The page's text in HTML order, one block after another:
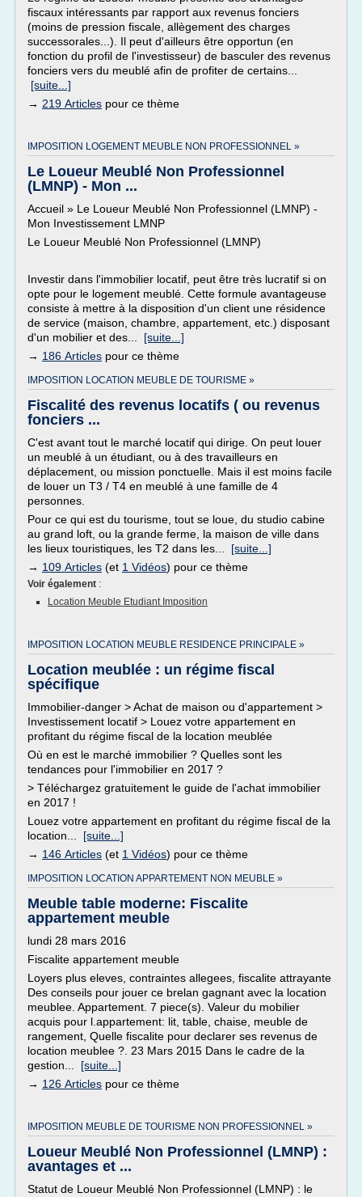
fiscaux intéressants par rapport aux revenus fonciers
(moins de pression fiscale, allègement des charges
successorales...). Il peut d'ailleurs être opportun (en
fonction du profil de l'investisseur) de basculer des revenus
fonciers vers du meublé afin de profiter de certains...
[suite...]
→ 219 Articles pour ce thème
IMPOSITION LOGEMENT MEUBLE NON PROFESSIONNEL »
Le Loueur Meublé Non Professionnel
(LMNP) - Mon ...
Accueil » Le Loueur Meublé Non Professionnel (LMNP) -
Mon Investissement LMNP
Le Loueur Meublé Non Professionnel (LMNP)
Investir dans l'immobilier locatif, peut être très lucratif si on
opte pour le logement meublé. Cette formule avantageuse
consiste à mettre à la disposition d'un client une résidence
de service (maison, chambre, appartement, etc.) disposant
d'un mobilier et des... [suite...]
→ 186 Articles pour ce thème
IMPOSITION LOCATION MEUBLE DE TOURISME »
Fiscalité des revenus locatifs ( ou revenus
fonciers ...
C'est avant tout le marché locatif qui dirige. On peut louer
un meublé à un étudiant, ou à des travailleurs en
déplacement, ou mission ponctuelle. Mais il est moins facile
de louer un T3 / T4 en meublé à une famille de 4
personnes.
Pour ce qui est du tourisme, tout se loue, du studio cabine
au grand loft, ou la grande ferme, la maison de ville dans
les lieux touristiques, les T2 dans les... [suite...]
→ 109 Articles (et 1 Vidéos) pour ce thème
Voir également :
Location Meuble Etudiant Imposition
IMPOSITION LOCATION MEUBLE RESIDENCE PRINCIPALE »
Location meublée : un régime fiscal
spécifique
Immobilier-danger > Achat de maison ou d'appartement >
Investissement locatif > Louez votre appartement en
profitant du régime fiscal de la location meublée
Où en est le marché immobilier ? Quelles sont les
tendances pour l'immobilier en 2017 ?
> Téléchargez gratuitement le guide de l'achat immobilier
en 2017 !
Louez votre appartement en profitant du régime fiscal de la
location... [suite...]
→ 146 Articles (et 1 Vidéos) pour ce thème
IMPOSITION LOCATION APPARTEMENT NON MEUBLE »
Meuble table moderne: Fiscalite
appartement meuble
lundi 28 mars 2016
Fiscalite appartement meuble
Loyers plus eleves, contraintes allegees, fiscalite attrayante
Des conseils pour jouer ce brelan gagnant avec la location
meublee. Appartement. 7 piece(s). Valeur du mobilier
acquis pour l.appartement: lit, table, chaise, meuble de
rangement, Quelle fiscalite pour declarer ses revenus de
location meublee ?. 23 Mars 2015 Dans le cadre de la
gestion... [suite...]
→ 126 Articles pour ce thème
IMPOSITION MEUBLE DE TOURISME NON PROFESSIONNEL »
Loueur Meublé Non Professionnel (LMNP) :
avantages et ...
Statut de Loueur Meublé Non Professionnel (LMNP) : le